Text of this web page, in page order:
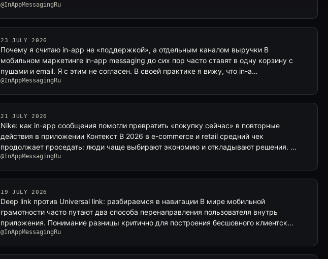
@InAppMessagingRu
23 JULY 2026
Почему я считаю in-app не «поддержкой», а отдельным каналом выручки В
мобильном маркетинге in-app messaging до сих пор часто ставят в одну корзину с
пушами и email. Я с этим не согласен. В своей практике я вижу, что in-a…
@InAppMessagingRu
21 JULY 2026
Nike: как in-app сообщения помогли превратить «покупку сейчас» в повторные
действия в приложении Контекст В 2026 в e-commerce и retail средний чек
продолжает проседать: люди чаще выбирают экономию и откладывают решения. …
@InAppMessagingRu
19 JULY 2026
Deep link против Universal link: разбираемся в навигации В мире мобильной
грамотности часто путают два способа перенаправления пользователя внутрь
приложения. Понимание разницы критично для построения бесшовного клиентск…
@InAppMessagingRu